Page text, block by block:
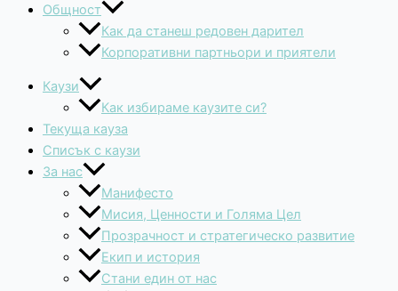
Общност
Как да станеш редовен дарител
Корпоративни партньори и приятели
Каузи
Как избираме каузите си?
Текуща кауза
Списък с каузи
За нас
Манифесто
Мисия, Ценности и Голяма Цел
Прозрачност и стратегическо развитие
Екип и история
Стани един от нас